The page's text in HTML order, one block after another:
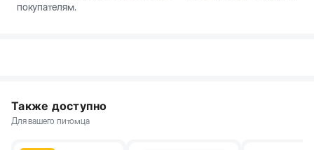
покупателям.
Также доступно
Для вашего питомца